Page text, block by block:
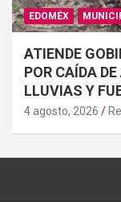
EDOMÉX
ATIENDE
POR CAÍDA
LLUVIAS Y
4 agosto, 2026